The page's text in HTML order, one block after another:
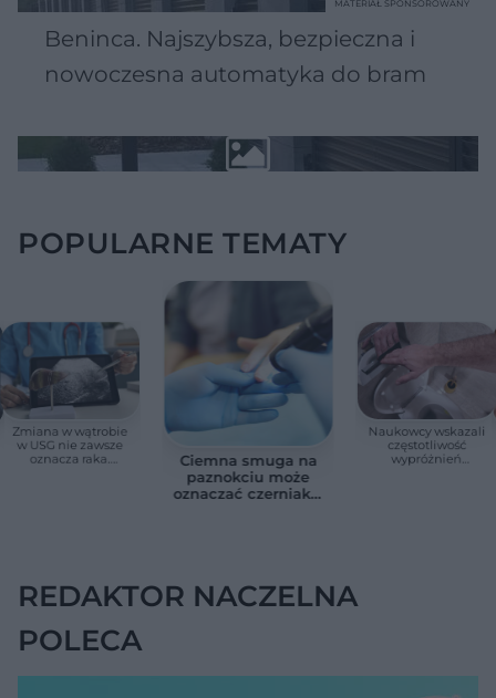
Beninca. Najszybsza, bezpieczna i
nowoczesna automatyka do bram
MATERIAŁ SPONSOROWANY
POPULARNE TEMATY
Zmiana w wątrobie
w USG nie zawsze
oznacza raka.
Ciemna smuga na
paznokciu może
oznaczać czerniaka.
Naukowcy wskazali
częstotliwość
wypróżnień
REDAKTOR NACZELNA
POLECA